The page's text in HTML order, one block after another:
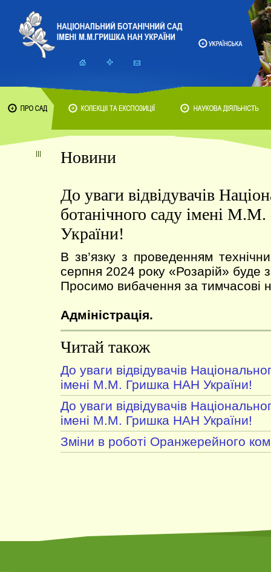
Новини
До уваги відвідувачів
ботанічного саду імені
України!
В зв’язку з проведенням
серпня 2024 року «Розарій» буде
Просимо вибачення за тимчасові
Адміністрація.
Читай також
До уваги відвідувачів
імені М.М. Гришка НАН України!
До уваги відвідувачів
імені М.М. Гришка НАН України!
Зміни в роботі Оранжерейного